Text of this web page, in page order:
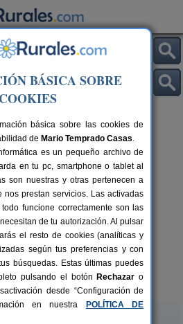
de Zalamea de La
40+1 pers.
desde19 €
(Badajoz)
BÁSICA SOBRE
COOKIES
básica sobre las cookies de
de Mario Temprado Casas.
es un pequeño archivo de
en tu pc, smartphone o tablet al
son nuestras y otras pertenecen a
nos prestan servicios. Las activadas
funcione correctamente son las
de tu autorización. Al pulsar
el resto de cookies (analíticas y
según tus preferencias y con
búsquedas. Estas últimas puedes
pulsando el botón Rechazar o
desde “Configuración de
en nuestra
POLÍTICA DE